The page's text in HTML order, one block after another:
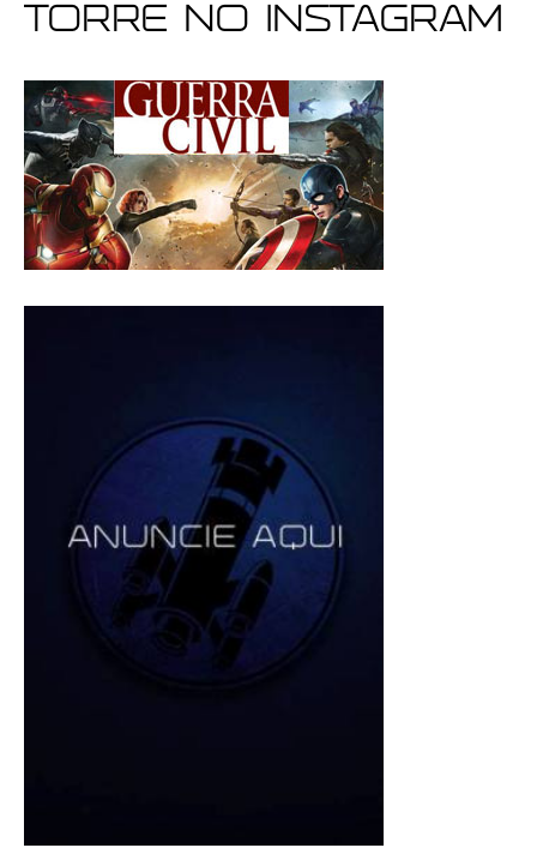
Torre no Instagram